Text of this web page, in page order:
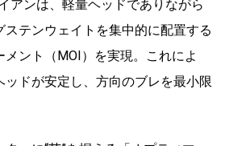
アンは、軽量ヘッドでありながら
ステンウェイトを集中的に配置する
メント（MOI）を実現。これによ
ッドが安定し、方向のブレを最小限